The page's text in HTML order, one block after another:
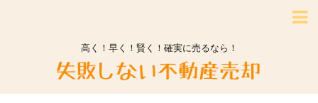
高く！早く！賢く！確実に売るなら！